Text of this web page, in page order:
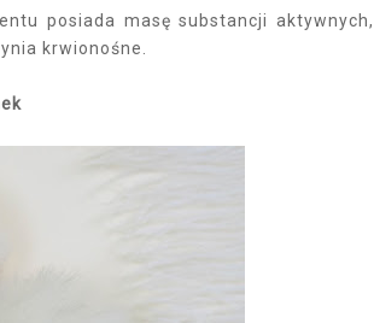
posiada masę substancji aktywnych,
krwionośne.